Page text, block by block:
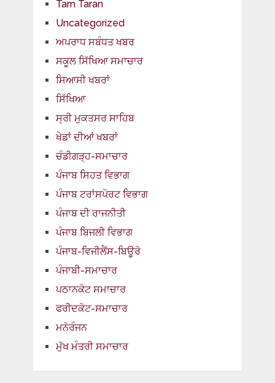
Tarn Taran
Uncategorized
ਅਪਰਾਧ ਸਬੰਧਤ ਖਬਰ
ਸਕੂਲ ਸਿੱਖਿਆ ਸਮਾਚਾਰ
ਸਿਆਸੀ ਖਬਰਾਂ
ਸਿੱਖਿਆ
ਸ੍ਰੀ ਮੁਕਤਸਰ ਸਾਹਿਬ
ਖੇਡਾਂ ਦੀਆਂ ਖਬਰਾਂ
ਚੰਡੀਗੜ੍ਹ-ਸਮਾਚਾਰ
ਪੰਜਾਬ ਸਿਹਤ ਵਿਭਾਗ
ਪੰਜਾਬ ਟਰਾਂਸਪੋਰਟ ਵਿਭਾਗ
ਪੰਜਾਬ ਦੀ ਰਾਜਨੀਤੀ
ਪੰਜਾਬ ਬਿਜਲੀ ਵਿਭਾਗ
ਪੰਜਾਬ-ਵਿਜੀਲੈਂਸ-ਬਿਊਰੋ
ਪੰਜਾਬੀ-ਸਮਾਚਾਰ
ਪਠਾਨਕੋਟ ਸਮਾਚਾਰ
ਫਰੀਦਕੋਟ-ਸਮਾਚਾਰ
ਮਨੋਰੰਜਨ
ਮੁੱਖ ਮੰਤਰੀ ਸਮਾਚਾਰ